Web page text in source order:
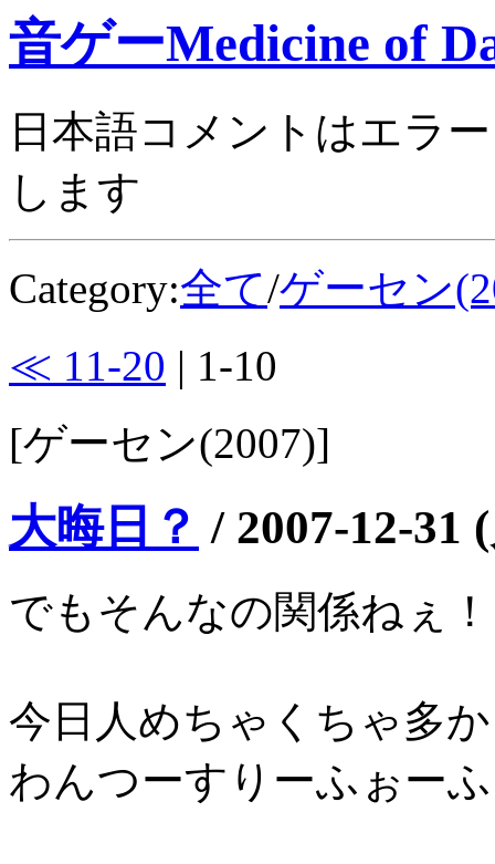
音ゲーMedicine of
日本語コメントはエラ
します
Category:全て/ゲーセン
≪ 11-20 | 1-10
[ゲーセン(2007)]
大晦日？ / 2007-12-31
でもそんなの関係ねぇ
今日人めちゃくちゃ多
わんつーすりーふぉー